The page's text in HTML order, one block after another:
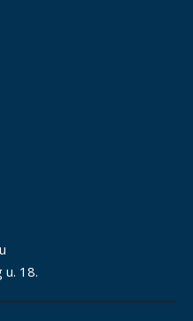
u. 18.